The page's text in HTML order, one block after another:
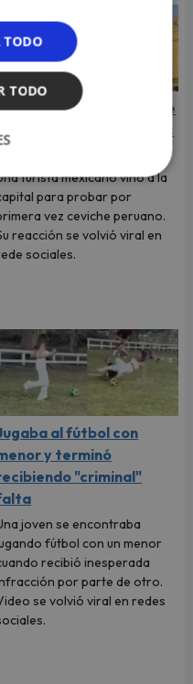
prueba ceviche
primera vez y esta es
turista mexicano vino a la
para probar por
vez ceviche peruano.
reacción se volvió viral en
sociales.
al fútbol con
y terminó
"criminal"
joven se encontraba
fútbol con un menor
recibió inesperada
por parte de otro.
se volvió viral en redes
TODO
TODO